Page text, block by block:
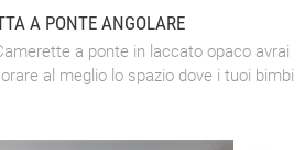
A PONTE ANGOLARE
a ponte in laccato opaco avrai
al meglio lo spazio dove i tuoi bimbi